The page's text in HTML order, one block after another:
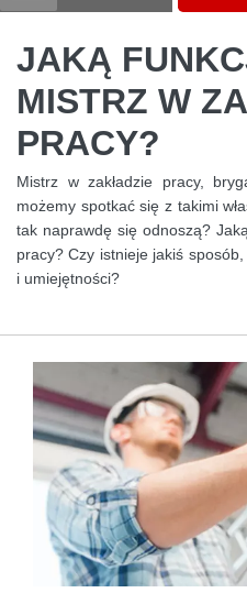
JAKĄ
MISTRZ W
PRACY?
Mistrz w zakładzie pracy,
możemy spotkać się z takimi
tak naprawdę się odnoszą?
pracy? Czy istnieje jakiś
i umiejętności?